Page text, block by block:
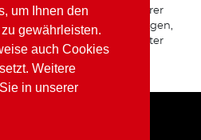
um Ihnen den
gewährleisten.
auch Cookies
Weitere
in unserer
oder Nutzung Ihrer
bei Auskünften, Berichtigungen,
Daten sowie Widerruf erteilter
bitte an unsere(n)
Apothekeninhaber(in).